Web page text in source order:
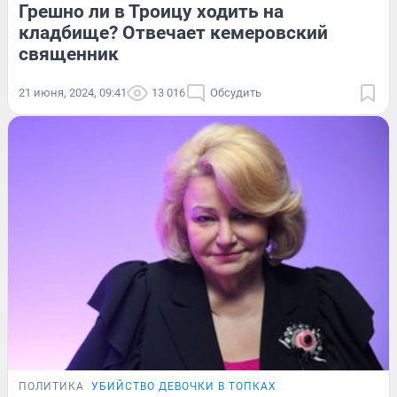
Грешно ли в Троицу ходить на
кладбище? Отвечает кемеровский
священник
21 июня, 2024, 09:41 13 016 Обсудить
ПОЛИТИКА УБИЙСТВО ДЕВОЧКИ В ТОПКАХ